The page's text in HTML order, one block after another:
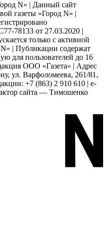
N» | Данный сайт
газеты «Город N» |
78133 от 27.03.2020 |
только с активной
| Публикации содержат
для пользователей до 16
ООО «Газета» | Адрес
ул. Варфоломеева, 261/81,
+7 (863) 2 910 610 | e-
сайта — Тимошенко